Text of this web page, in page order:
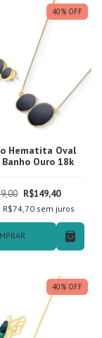
40% OFF
Hematita Oval
Ouro 18k
R$149,40
R$74,70 sem juros
40% OFF